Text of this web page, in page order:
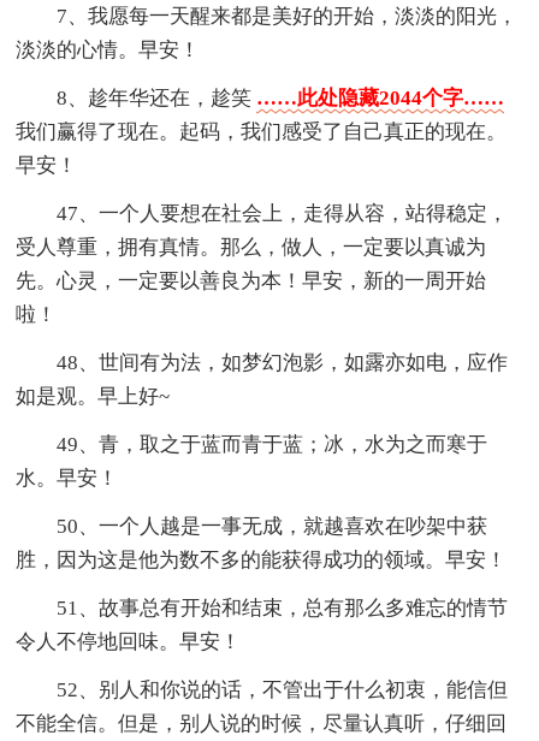
7、我愿每一天醒来都是美好的开始，淡淡的阳光，
淡淡的心情。早安！
8、趁年华还在，趁笑 ……此处隐藏2044个字……
我们赢得了现在。起码，我们感受了自己真正的现在。
早安！
47、一个人要想在社会上，走得从容，站得稳定，
受人尊重，拥有真情。那么，做人，一定要以真诚为
先。心灵，一定要以善良为本！早安，新的一周开始
啦！
48、世间有为法，如梦幻泡影，如露亦如电，应作
如是观。早上好~
49、青，取之于蓝而青于蓝；冰，水为之而寒于
水。早安！
50、一个人越是一事无成，就越喜欢在吵架中获
胜，因为这是他为数不多的能获得成功的领域。早安！
51、故事总有开始和结束，总有那么多难忘的情节
令人不停地回味。早安！
52、别人和你说的话，不管出于什么初衷，能信但
不能全信。但是，别人说的时候，尽量认真听，仔细回